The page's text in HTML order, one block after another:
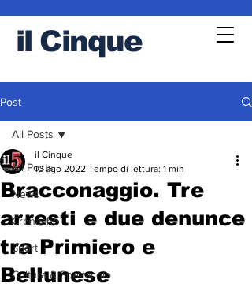
il Cinque
Post
All Posts
News
Cronache
Sport
Cultura & Spettacolo
All Posts
Bracconaggio. Tre
arresti e due denunce
tra Primiero e
Bellunese
il Cinque
10 ago 2022 Tempo di lettura: 1 min